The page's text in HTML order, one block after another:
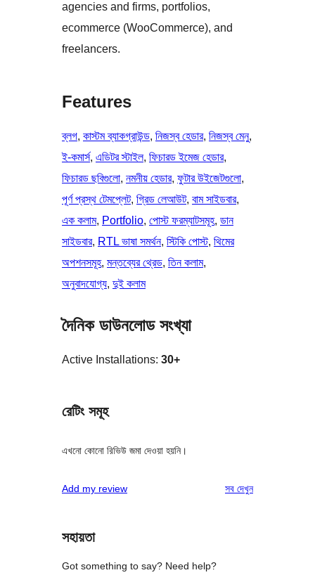
agencies and firms, portfolios,
ecommerce (WooCommerce), and
freelancers.
Features
ব্লগ, কাস্টম ব্যাকগ্রাউন্ড, নিজস্ব হেডার, নিজস্ব মেনু
ই-কমার্স, এডিটর স্টাইল, ফিচারড ইমেজ হেডার
ফিচারড ছবিগুলো, নমনীয় হেডার, ফুটার উইজেটগুলো
পূর্ণ প্রস্থ টেমপ্লেট, গ্রিড লেআউট, বাম সাইডবার
এক কলাম, Portfolio, পোস্ট ফরম্যাটসমূহ, ডান
সাইডবার, RTL ভাষা সমর্থন, স্টিকি পোস্ট, থিমের
অপশনসমূহ, মন্তব্যের থ্রেড, তিন কলাম
অনুবাদযোগ্য, দুই কলাম
দৈনিক ডাউনলোড সংখ্যা
Active Installations: 30+
রেটিং সমূহ
এখনো কোনো রিভিউ জমা দেওয়া হয়নি।
Add my review সবরিভিউ
দেখুন
সহায়তা
Got something to say? Need help?